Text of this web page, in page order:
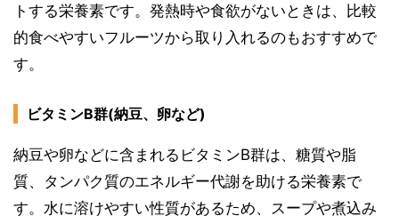
トする栄養素です。発熱時や食欲がないときは、比較
的食べやすいフルーツから取り入れるのもおすすめで
す。
ビタミンB群(納豆、卵など)
納豆や卵などに含まれるビタミンB群は、糖質や脂
質、タンパク質のエネルギー代謝を助ける栄養素で
す。水に溶けやすい性質があるため、スープや煮込み